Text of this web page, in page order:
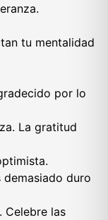
tu mentalidad
por lo
La gratitud
duro
Celebre las